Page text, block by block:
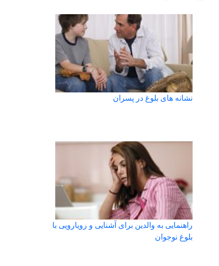
نشانه های بلوغ در پسران
راهنمایی به والدین برای آشنایی و رویارویی با
بلوغ نوجوان